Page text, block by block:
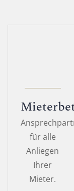
für alle
Anliegen
Ihrer
Mieter.